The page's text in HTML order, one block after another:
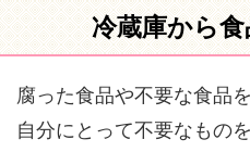
冷蔵庫から
腐った食品や不要な食品
自分にとって不要なもの